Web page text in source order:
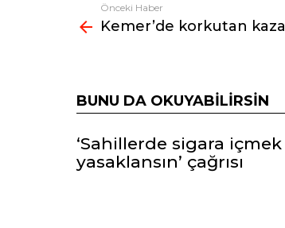
Fazlasına
bak
Önceki Haber
Kemer’de korkutan kaza
BUNU DA OKUYABILIRSIN
‘Sahillerde sigara içmek
yasaklansın’ çağrısı